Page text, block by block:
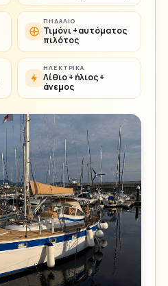
ΠΗΔΆΛΙΟ
Τιμόνι + αυτόματος
πιλότος
ΗΛΕΚΤΡΙΚΆ
Λίθιο + ήλιος +
άνεμος